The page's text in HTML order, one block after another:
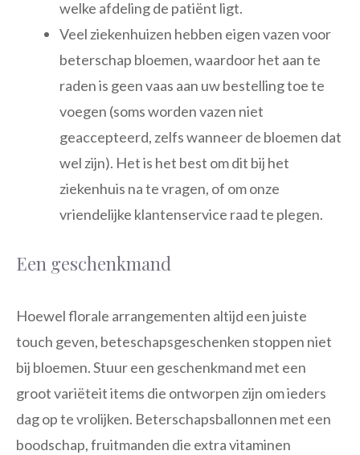
welke afdeling de patiënt ligt.
Veel ziekenhuizen hebben eigen vazen voor
beterschap bloemen, waardoor het aan te
raden is geen vaas aan uw bestelling toe te
voegen (soms worden vazen niet
geaccepteerd, zelfs wanneer de bloemen dat
wel zijn). Het is het best om dit bij het
ziekenhuis na te vragen, of om onze
vriendelijke klantenservice raad te plegen.
Een geschenkmand
Hoewel florale arrangementen altijd een juiste
touch geven, beteschapsgeschenken stoppen niet
bij bloemen. Stuur een geschenkmand met een
groot variëteit items die ontworpen zijn om ieders
dag op te vrolijken. Beterschapsballonnen met een
boodschap, fruitmanden die extra vitaminen